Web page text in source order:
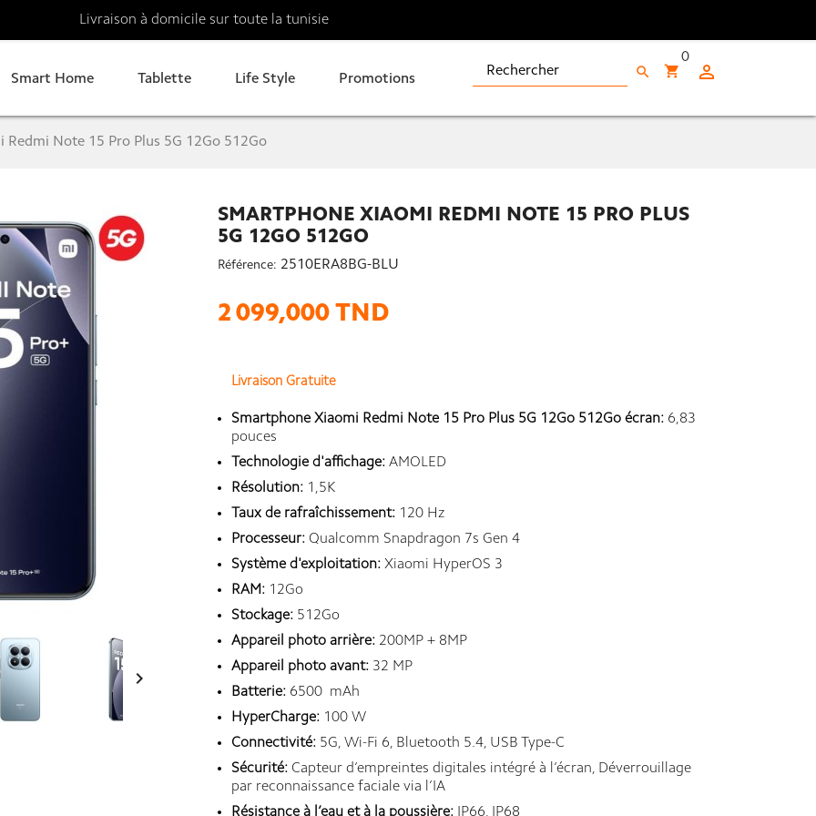
Livraison à domicile sur toute la tunisie
Smart Home Tablette Life Style Promotions 
shopping_cart
0
search
Redmi Note 15 Pro Plus 5G 12Go 512Go

SMARTPHONE XIAOMI REDMI NOTE 15 PRO PLUS
5G 12GO 512GO
Référence: 2510ERA8BG-BLU
2 099,000 TND
Livraison Gratuite
Smartphone Xiaomi Redmi Note 15 Pro Plus 5G 12Go 512Go écran: 6,83
pouces
Technologie d'affichage: AMOLED
Résolution: 1,5K
Taux de rafraîchissement: 120 Hz
Processeur: Qualcomm Snapdragon 7s Gen 4
Système d'exploitation: Xiaomi HyperOS 3
RAM: 12Go
Stockage: 512Go
Appareil photo arrière: 200MP + 8MP
Appareil photo avant: 32 MP
Batterie: 6500 mAh
HyperCharge: 100 W
Connectivité: 5G, Wi-Fi 6, Bluetooth 5.4, USB Type-C
Sécurité: Capteur d’empreintes digitales intégré à l’écran, Déverrouillage
par reconnaissance faciale via l’IA
Résistance à l’eau et à la poussière: IP66, IP68